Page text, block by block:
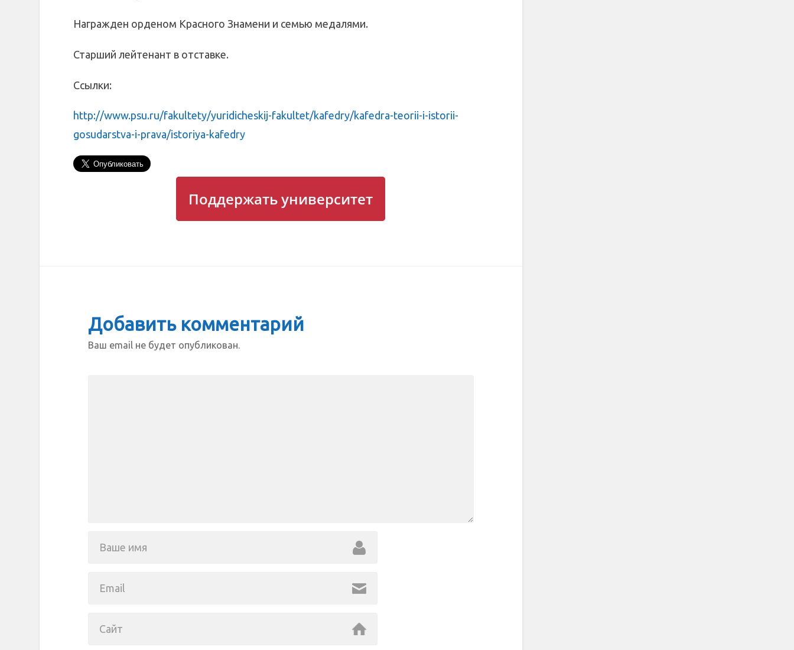
Награжден орденом Красного Знамени и семью медалями.
Старший лейтенант в отставке.
Ссылки:
http://www.psu.ru/fakultety/yuridicheskij-fakultet/kafedry/kafedra-teorii-i-istorii-
gosudarstva-i-prava/istoriya-kafedry
Поддержать университет
Добавить комментарий
Ваш email не будет опубликован.